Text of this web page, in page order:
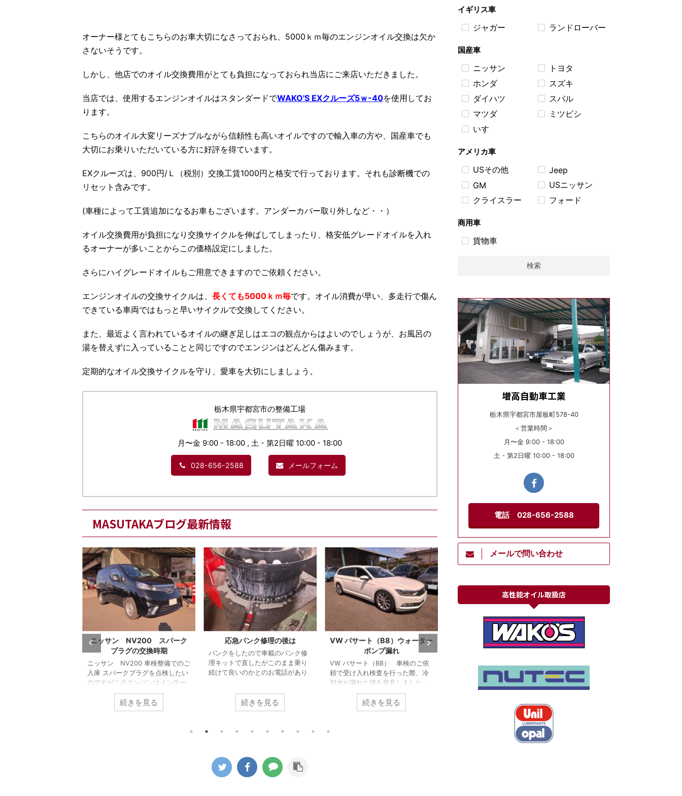
オーナー様とてもこちらのお車大切になさっておられ、5000ｋｍ毎のエンジンオイル交換は欠か
さないそうです。
しかし、他店でのオイル交換費用がとても負担になっておられ当店にご来店いただきました。
当店では、使用するエンジンオイルはスタンダードでWAKO'S EXクルーズ5ｗ-40を使用してお
ります。
こちらのオイル大変リーズナブルながら信頼性も高いオイルですので輸入車の方や、国産車でも
大切にお乗りいただいている方に好評を得ています。
EXクルーズは、900円/Ｌ（税別）交換工賃1000円と格安で行っております。それも診断機での
リセット含みです。
(車種によって工賃追加になるお車もございます。アンダーカバー取り外しなど・・）
オイル交換費用が負担になり交換サイクルを伸ばしてしまったり、格安低グレードオイルを入れ
るオーナーが多いことからこの価格設定にしました。
さらにハイグレードオイルもご用意できますのでご依頼ください。
エンジンオイルの交換サイクルは、 長くても5000ｋｍ毎です。オイル消費が早い、多走行で傷ん
できている車両ではもっと早いサイクルで交換してください。
また、最近よく言われているオイルの継ぎ足しはエコの観点からはよいのでしょうが、お風呂の
湯を替えずに入っていることと同じですのでエンジンはどんどん傷みます。
定期的なオイル交換サイクルを守り、愛車を大切にしましょう。
栃木県宇都宮市の整備工場
月〜金 9:00 - 18:00 , 土・第2日曜 10:00 - 18:00
028-656-2588 メールフォーム
MASUTAKAブログ最新情報
ニッサン NV200 スパーク
プラグの交換時期
ニッサン NV200 車検整備でのご
入庫 スパークプラグを点検したい
のですがこのエンジンはインテー
クマニホールドがエンジン上部を
覆っているため簡単に点検するこ
とが出来ません。 しかし4番シリ
続きを見る
応急パンク修理の後は
パンクをしたので車載のパンク修
理キットで直したがこのまま乗り
続けて良いのかとのお電話があり
のでパンク修理箇所の修理が必要
になるのと点検が必要とお伝えし
とんどの車両がスペアタイヤでは
したタイヤがどのようになってい
るか診ていきます。 パンクをした
タイヤをホイールから取り外すと
続きを見る
VW パサート（B8）ウォーター
ポンプ漏れ
VW パサート（B8） 車検のご依
頼で受け入れ検査を行った際、冷
却水が漏れた跡を発見しました。
冷却水が漏れては乾いてを繰り返
したような状態でしたのでずいぶ
ん前から漏れは始まっていたよう
続きを見る
BMW 118（F20）オイルエレ
メントケースからの冷却水漏れ
警告灯が点灯して何回か補充を繰
り返していたが車両の下には垂れ
てこないので漏れていないように
まうとのことで来店。 エンジンル
ームを点検するとかなり強く冷却
水臭がするのでどこからか漏れて
いるのは間違いなさそうです。 点
続きを見る
ルノー ルーテシアRS（X85）
検でのご入庫ですが非常に危険な
状態でのご入庫でした。 まずはエ
ンジンルームを点検すると強いガ
イギリス車
ジャガー ランドローバー
国産車
ニッサン
トヨタ
ホンダ
スズキ
ダイハツ
スバル
マツダ
ミツビシ
いすゞ
アメリカ車
USその他
Jeep
GM
USニッサン
クライスラー
フォード
商用車
貨物車
検索
増高自動車工業
栃木県宇都宮市屋板町578-40
＜営業時間＞
月〜金 9:00 - 18:00
土・第2日曜 10:00 - 18:00
電話 028-656-2588
メールで問い合わせ
高性能オイル取扱店